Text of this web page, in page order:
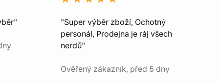
"Super výběr zboží, Ochotný
personál, Prodejna je ráj všech
nerdů"
Ověřený zákazník, před 5 dny